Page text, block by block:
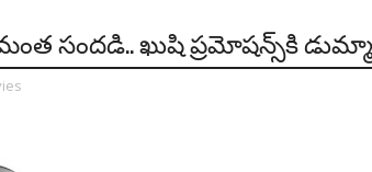
సందడి.. ఖుషి ప్రమోషన్స్‌కి